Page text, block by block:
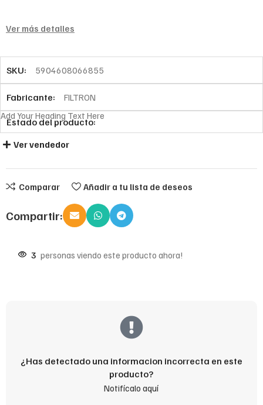
Ver más detalles
SKU: 5904608066855
Fabricante: FILTRON
Estado del producto:
Add Your Heading Text Here
Ver vendedor
Comparar Añadir a tu lista de deseos
Compartir:
3 personas viendo este producto ahora!
¿Has detectado una informacion incorrecta en este
producto?
Notifícalo aquí